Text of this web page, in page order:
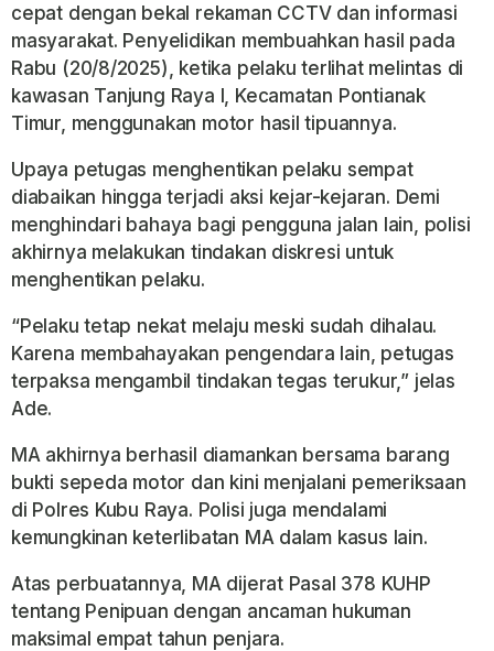
cepat dengan bekal rekaman CCTV dan informasi
masyarakat. Penyelidikan membuahkan hasil pada
Rabu (20/8/2025), ketika pelaku terlihat melintas di
kawasan Tanjung Raya I, Kecamatan Pontianak
Timur, menggunakan motor hasil tipuannya.
Upaya petugas menghentikan pelaku sempat
diabaikan hingga terjadi aksi kejar-kejaran. Demi
menghindari bahaya bagi pengguna jalan lain, polisi
akhirnya melakukan tindakan diskresi untuk
menghentikan pelaku.
“Pelaku tetap nekat melaju meski sudah dihalau.
Karena membahayakan pengendara lain, petugas
terpaksa mengambil tindakan tegas terukur,” jelas
Ade.
MA akhirnya berhasil diamankan bersama barang
bukti sepeda motor dan kini menjalani pemeriksaan
di Polres Kubu Raya. Polisi juga mendalami
kemungkinan keterlibatan MA dalam kasus lain.
Atas perbuatannya, MA dijerat Pasal 378 KUHP
tentang Penipuan dengan ancaman hukuman
maksimal empat tahun penjara.